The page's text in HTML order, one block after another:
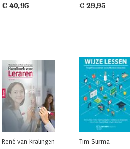
€ 40,95
€ 29,95
René van Kralingen Tim Surma